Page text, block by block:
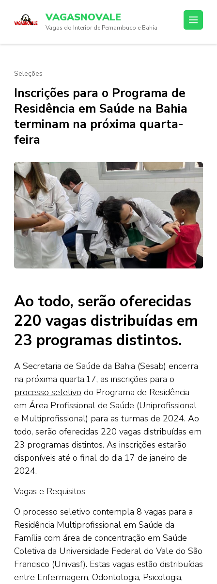
(Press
VAGASNOVALE
Vagas do Interior de Pernambuco e Bahia
Seleções
Inscrições para o Programa de
Residência em Saúde na Bahia
terminam na próxima quarta-
feira
Ao todo, serão oferecidas
220 vagas distribuídas em
23 programas distintos.
A Secretaria de Saúde da Bahia (Sesab) encerra
na próxima quarta,17, as inscrições para o
processo seletivo do Programa de Residência
em Área Profissional de Saúde (Uniprofissional
e Multiprofissional) para as turmas de 2024. Ao
todo, serão oferecidas 220 vagas distribuídas em
23 programas distintos. As inscrições estarão
disponíveis até o final do dia 17 de janeiro de
2024.
Vagas e Requisitos
O processo seletivo contempla 8 vagas para a
Residência Multiprofissional em Saúde da
Família com área de concentração em Saúde
Coletiva da Universidade Federal do Vale do São
Francisco (Univasf). Estas vagas estão distribuídas
entre Enfermagem, Odontologia, Psicologia,